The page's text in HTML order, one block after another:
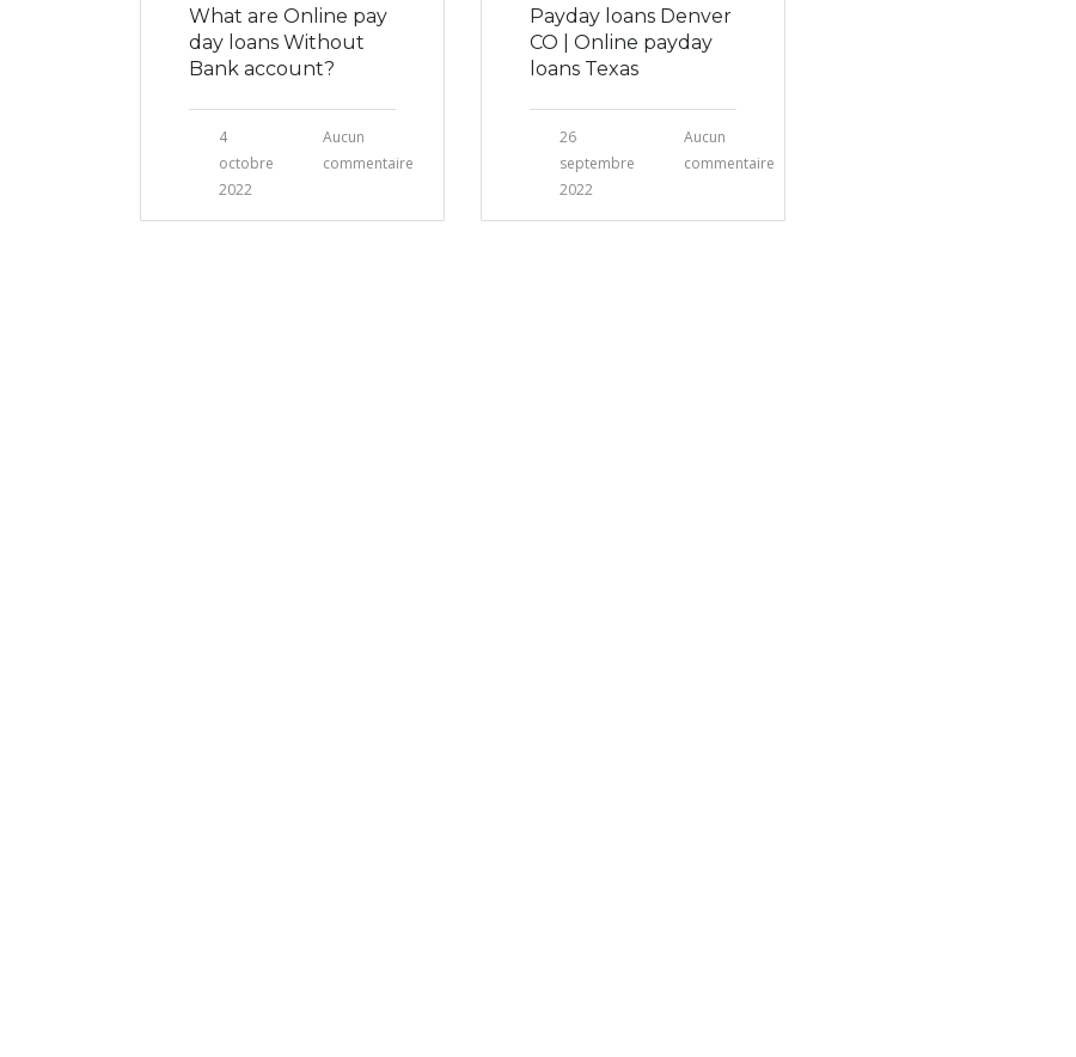
What are Online pay
day loans Without
Bank account?
4
octobre
2022
Aucun
commentaire
Payday loans Denver
CO | Online payday
loans Texas
26
septembre
2022
Aucun
commentaire